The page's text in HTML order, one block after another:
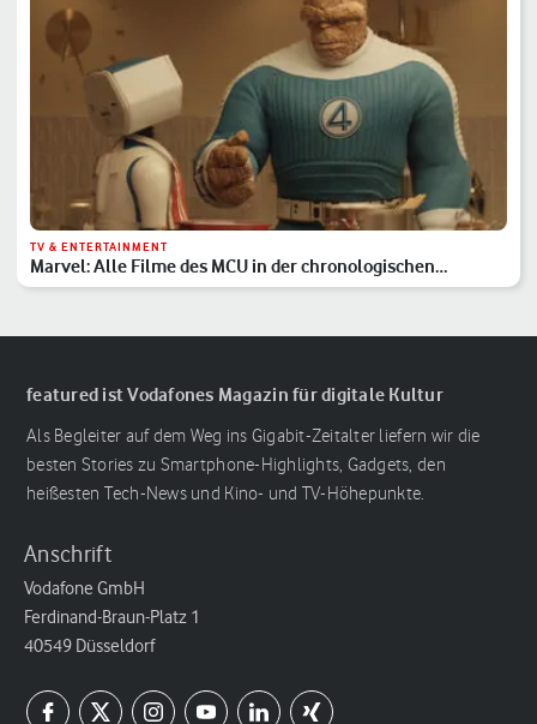
TV & ENTERTAINMENT
Marvel: Alle Filme des MCU in der chronologischen
Reihenfolge
featured ist Vodafones Magazin für digitale Kultur
Als Begleiter auf dem Weg ins Gigabit-Zeitalter liefern wir die
besten Stories zu Smartphone-Highlights, Gadgets, den
heißesten Tech-News und Kino- und TV-Höhepunkte.
Anschrift
Vodafone GmbH
Ferdinand-Braun-Platz 1
40549 Düsseldorf